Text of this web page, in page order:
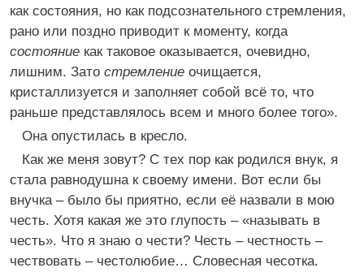
как состояния, но как подсознательного стремления,
рано или поздно приводит к моменту, когда
состояние как таковое оказывается, очевидно,
лишним. Зато стремление очищается,
кристаллизуется и заполняет собой всё то, что
раньше представлялось всем и много более того».
Она опустилась в кресло.
Как же меня зовут? С тех пор как родился внук, я
стала равнодушна к своему имени. Вот если бы
внучка – было бы приятно, если её назвали в мою
честь. Хотя какая же это глупость – «называть в
честь». Что я знаю о чести? Честь – честность –
чествовать – честолюбие… Словесная чесотка.